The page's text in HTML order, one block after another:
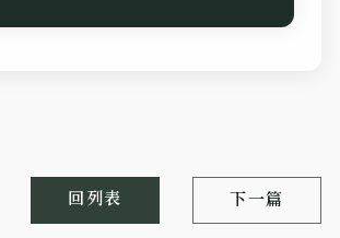
回列表 下一篇